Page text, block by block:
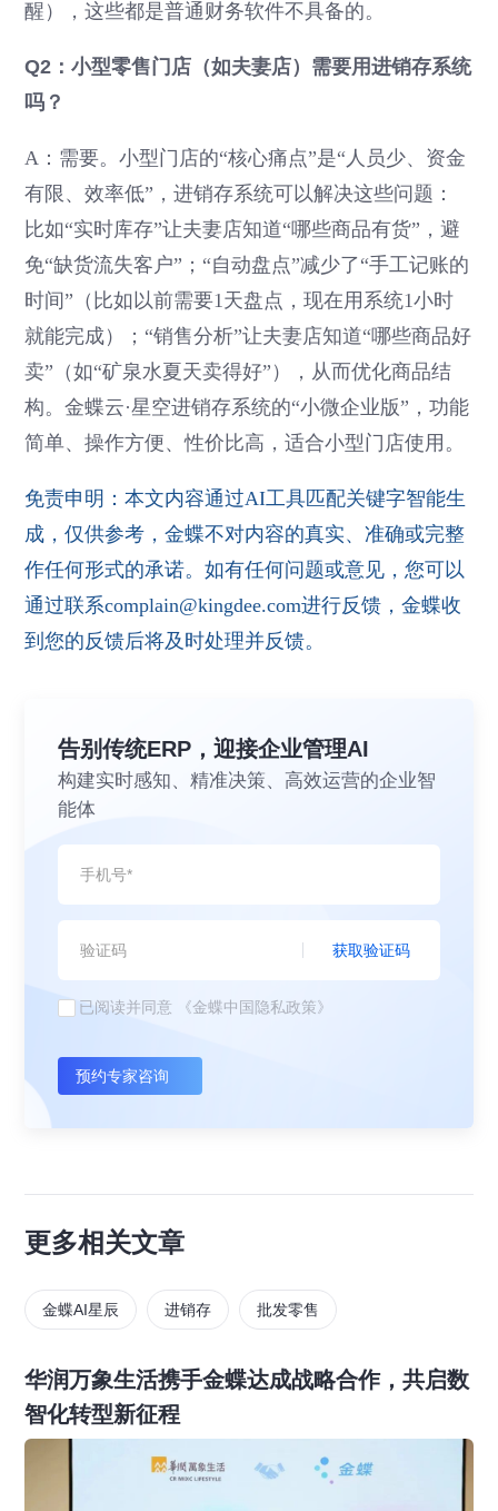
醒），这些都是普通财务软件不具备的。
Q2：小型零售门店（如夫妻店）需要用进销存系统
吗？
A：需要。小型门店的“核心痛点”是“人员少、资金
有限、效率低”，进销存系统可以解决这些问题：
比如“实时库存”让夫妻店知道“哪些商品有货”，避
免“缺货流失客户”；“自动盘点”减少了“手工记账的
时间”（比如以前需要1天盘点，现在用系统1小时
就能完成）；“销售分析”让夫妻店知道“哪些商品好
卖”（如“矿泉水夏天卖得好”），从而优化商品结
构。金蝶云·星空进销存系统的“小微企业版”，功能
简单、操作方便、性价比高，适合小型门店使用。
免责申明：本文内容通过AI工具匹配关键字智能生
成，仅供参考，金蝶不对内容的真实、准确或完整
作任何形式的承诺。如有任何问题或意见，您可以
通过联系complain@kingdee.com进行反馈，金蝶收
到您的反馈后将及时处理并反馈。
告别传统ERP，迎接企业管理AI
构建实时感知、精准决策、高效运营的企业智
能体
获取验证码
已阅读并同意 《金蝶中国隐私政策》
预约专家咨询
更多相关文章
金蝶AI星辰 进销存 批发零售
华润万象生活携手金蝶达成战略合作，共启数
智化转型新征程